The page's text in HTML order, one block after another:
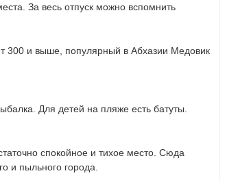
За весь отпуск можно вспомнить
300 и выше, популярный в Абхазии Медовик
Для детей на пляже есть батуты.
спокойное и тихое место. Сюда
и пыльного города.